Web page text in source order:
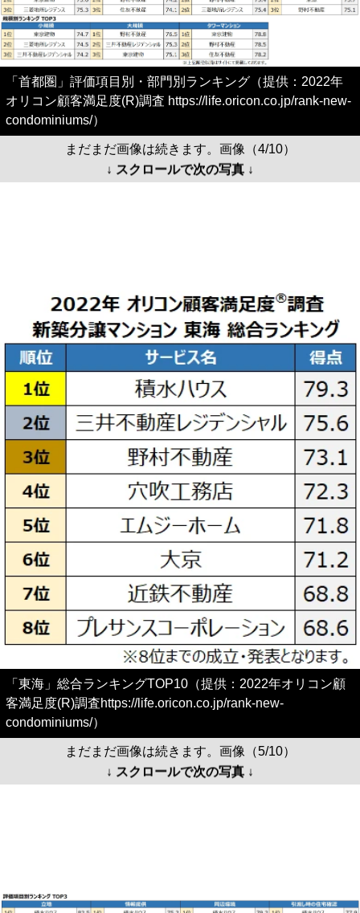
「首都圏」評価項目別・部門別ランキング（提供：2022年
オリコン顧客満足度(R)調査 https://life.oricon.co.jp/rank-new-
condominiums/）
まだまだ画像は続きます。画像（4/10）
↓ スクロールで次の写真 ↓
「東海」総合ランキングTOP10（提供：2022年オリコン顧
客満足度(R)調査https://life.oricon.co.jp/rank-new-
condominiums/）
まだまだ画像は続きます。画像（5/10）
↓ スクロールで次の写真 ↓